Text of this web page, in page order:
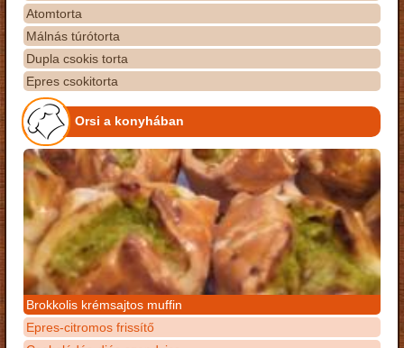
Atomtorta
Málnás túrótorta
Dupla csokis torta
Epres csokitorta
Orsi a konyhában
Brokkolis krémsajtos muffin
Epres-citromos frissítő